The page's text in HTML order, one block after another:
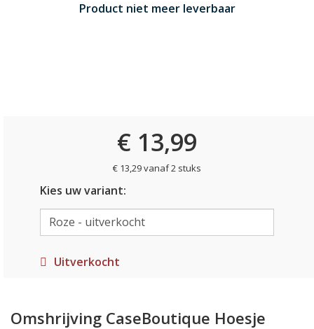
Product niet meer leverbaar
€ 13,99
€ 13,29 vanaf 2 stuks
Kies uw variant:
Uitverkocht
Omshrijving CaseBoutique Hoesje